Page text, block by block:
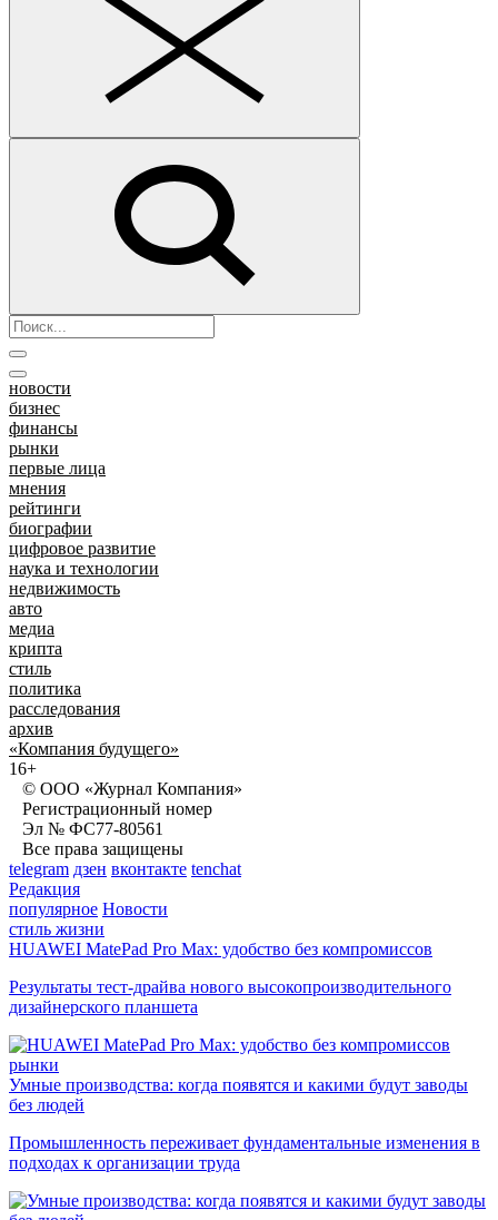
новости
бизнес
финансы
рынки
первые лица
мнения
рейтинги
биографии
цифровое развитие
наука и технологии
недвижимость
авто
медиа
крипта
стиль
политика
расследования
архив
«Компания будущего»
16+
© ООО «Журнал Компания»
Регистрационный номер
Эл № ФС77-80561
Все права защищены
telegram дзен вконтакте tenchat
Редакция
популярное Новости
стиль жизни
HUAWEI MatePad Pro Max: удобство без компромиссов
Результаты тест-драйва нового высокопроизводительного
дизайнерского планшета
рынки
Умные производства: когда появятся и какими будут заводы
без людей
Промышленность переживает фундаментальные изменения в
подходах к организации труда